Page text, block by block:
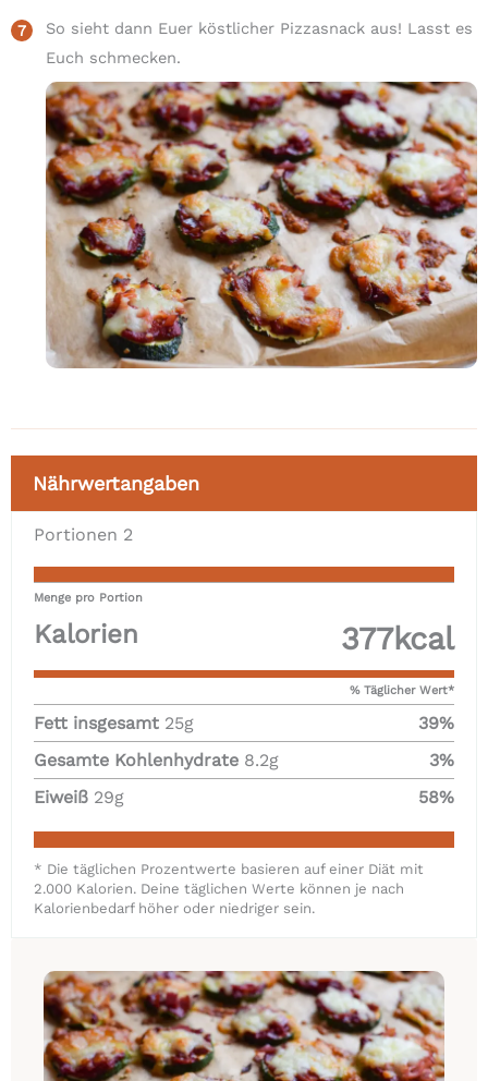
So sieht dann Euer köstlicher Pizzasnack aus! Lasst es
Euch schmecken.
Nährwertangaben
Portionen 2
Menge pro Portion
Kalorien 377kcal
% Täglicher Wert*
Fett insgesamt 25g 39%
Gesamte Kohlenhydrate 8.2g 3%
Eiweiß 29g 58%
* Die täglichen Prozentwerte basieren auf einer Diät mit
2.000 Kalorien. Deine täglichen Werte können je nach
Kalorienbedarf höher oder niedriger sein.